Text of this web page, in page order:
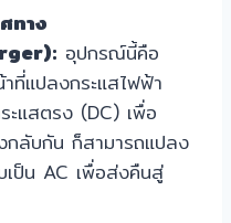
ทาง
อุปกรณ์นี้คือ
ที่แปลงกระแสไฟฟ้า
ะแสตรง (DC) เพื่อ
กลับกัน ก็สามารถแปลง
ป็น AC เพื่อส่งคืนสู่